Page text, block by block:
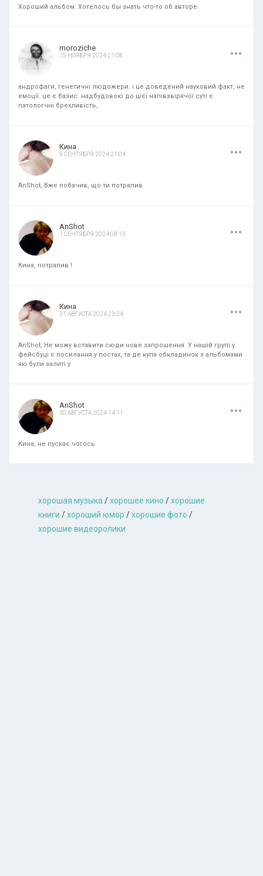
Хороший альбом. Хотелось бы знать что-то об авторе.
moroziche
15 НОЯБРЯ 2024 21:08 ...
андрофаги, генетичні людожери. і це доведений науковий факт, не
емоції. це є базис. надбудовою до цієї напівзвірячої суті є
патологчні брехливість,
Кина
9 СЕНТЯБРЯ 2024 21:04 ...
AnShot, Вже побачив, що ти потрапив
AnShot
1 СЕНТЯБРЯ 2024 08:13 ...
Кина, потрапив.!
Кина
31 АВГУСТА 2024 23:24 ...
AnShot, Не можу вставити сюди нове запрошення. У нашій групі у
фейсбуці є посилання у постах, та де купа обкладинок з альбомами
які були залиті у
AnShot
30 АВГУСТА 2024 14:11 ...
Кина, не пускає чогось
хорошая музыкa/хорошее кино /хорошие
книги /хороший юмор /хорошие фото /
хорошие видеоролики